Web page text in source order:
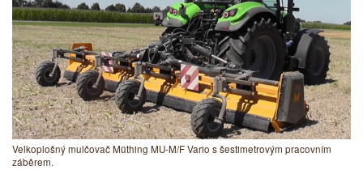
Velkoplošný mulčovač Müthing MU-M/F Vario s šestimetrovým pracovním
záběrem.